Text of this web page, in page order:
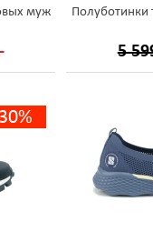
муж Полуботинки
5